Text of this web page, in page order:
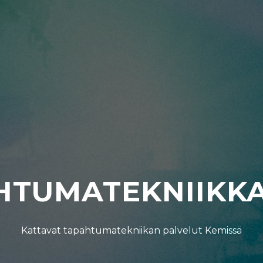
Kattavat tapahtumatekniikan palvelut Kemissä